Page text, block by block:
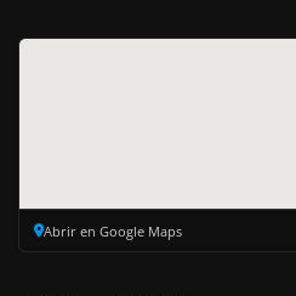
Abrir en Google Maps